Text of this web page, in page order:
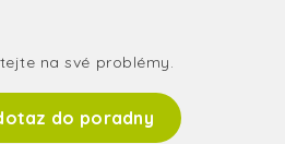
na své problémy.
do poradny